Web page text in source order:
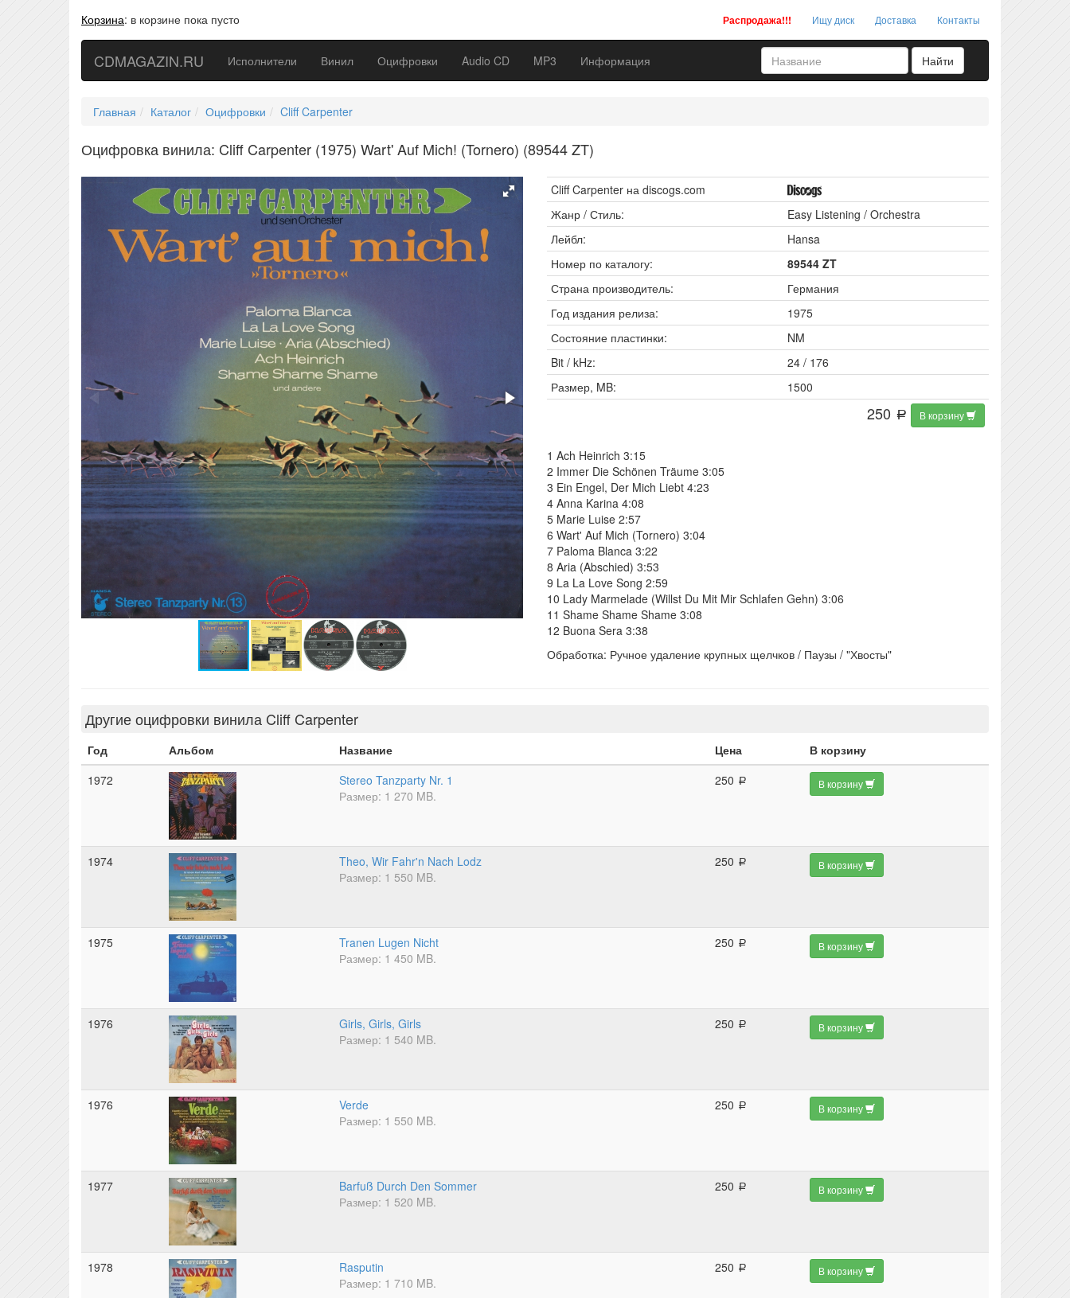
Корзина: в корзине пока пусто Распродажа!!! Ищу диск Доставка Контакты
CDMAGAZIN.RU Исполнители Винил Оцифровки Audio CD MP3 Информация
Главная Каталог Оцифровки Cliff Carpenter
Оцифровка винила: Cliff Carpenter (1975) Wart' Auf Mich! (Tornero) (89544 ZT)
Cliff Carpenter на discogs.com
Жанр / Стиль:
Easy Listening / Orchestra
Лейбл:
Hansa
Номер по каталогу:
89544 ZT
Страна производитель:
Германия
Год издания релиза:
1975
Состояние пластинки:
NM
Bit / kHz:
24 / 176
Размер, MB:
1500
250 a В корзину
1 Ach Heinrich 3:15
2 Immer Die Schönen Träume 3:05
3 Ein Engel, Der Mich Liebt 4:23
4 Anna Karina 4:08
5 Marie Luise 2:57
6 Wart' Auf Mich (Tornero) 3:04
7 Paloma Blanca 3:22
8 Aria (Abschied) 3:53
9 La La Love Song 2:59
10 Lady Marmelade (Willst Du Mit Mir Schlafen Gehn) 3:06
11 Shame Shame Shame 3:08
12 Buona Sera 3:38
Обработка: Ручное удаление крупных щелчков / Паузы / "Хвосты"
Другие оцифровки винила Cliff Carpenter
Год Альбом Название Цена
В корзину
1972
Stereo Tanzparty Nr. 1
Размер: 1 270 MB.
250 a В корзину
1974
Theo, Wir Fahr'n Nach Lodz
Размер: 1 550 MB.
250 a В корзину
1975
Tranen Lugen Nicht
Размер: 1 450 MB.
250 a В корзину
1976
Girls, Girls, Girls
Размер: 1 540 MB.
250 a В корзину
1976
Verde
Размер: 1 550 MB.
250 a В корзину
1977
Barfuß Durch Den Sommer
Размер: 1 520 MB.
250 a В корзину
1978
Rasputin
Размер: 1 710 MB.
250 a В корзину